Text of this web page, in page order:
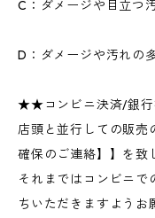
C：ダメージや目立つ
D：ダメージや汚れの
★★コンビニ決済/銀
店頭と並行しての販売
確保のご連絡】】を致
それまではコンビニ
ちいただきますようお